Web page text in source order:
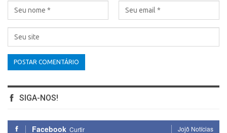
SIGA-NOS!
Facebook Curtir Jojô Notícias